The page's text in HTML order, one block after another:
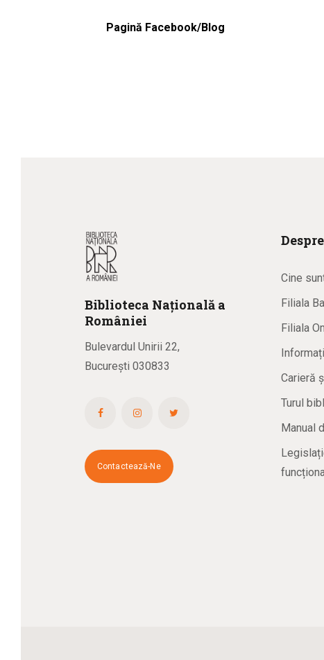
Pagină Facebook/Blog
Biblioteca Națională a
României
Bulevardul Unirii 22,
București 030833
Contactează-Ne
Cine
Filiala
Filiala
Carieră
Turul
Manual